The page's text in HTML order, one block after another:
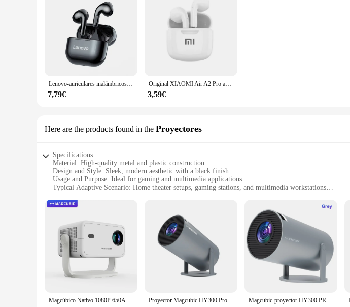
Lenovo-auriculares inalámbricos LP40, audífonos TWS con Bluetooth, Control táctil, deportivos, estéreo, para teléfono Android
7,79€
Original XIAOMI Air A2 Pro auriculares TWS 9D HIFI auriculares de música Bluetooth para IPhone IOS Android auriculares inalámbricos Pods
3,59€
Here are the products found in the Proyectores
Specifications:
Material: High-quality metal and plastic construction
Design and Style: Sleek, modern aesthetic with a black finish
Usage and Purpose: Ideal for gaming and multimedia applications
Typical Adaptive Scenario: Home theater setups, gaming stations, and multimedia workstations
Performance and Property: Advanced audio processing with the Sound BlasterX AE5 Plus chip
|Wholesale|Vendors|
**Unmatched Audio Performance**
The CREATIVE Sound BlasterX AE5 Plus is a pinnacle of audio engineering, designed to deliver an
sound card is engineered to bring out the best in your audio setup, whether it's for gaming, music
is crystal clear, with deep bass and precise highs, making it a must-have for audiophiles and gamers
The CREATIVE Sound BlasterX AE5 Plus is not just about sound quality; it's also about versatility.
card is compatible with a variety of devices, including PCs, laptops, and even some gaming
Magcúbico Nativo 1080P 650ANSI 4K Android 11 L018 360 ° Proyector con enfoque automático Keystone Air Mouse Wifi6 BT5.2 portátil al aire libre Proyector Magcubic HY300 Pro 4K Android 11 Dual Wifi6 260ANSI Allwinner H713 BT5.0 1080P 1280*720P Proyector de cine en casa para exteriores Magcubic-proyector HY300 PRO, 4K, Android 11, Dual, Wifi6, 260ANSI, Allwinner H713, BT5.0, 1080P, 1280x720P, cine en casa, proyector al aire libre